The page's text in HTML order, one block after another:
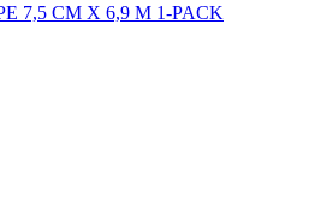
7,5 CM X 6,9 M 1-PACK